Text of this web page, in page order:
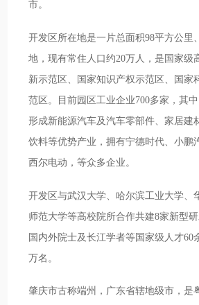
市。
开发区所在地是一片总面积98平方公里
地，现有常住人口约20万人，是国家级
新示范区、国家知识产权示范区、国家
范区。目前园区工业企业700多家，其
形成新能源汽车及汽车零部件、家居建
饮料等优势产业，拥有宁德时代、小鹏
西尔电动，等众多企业。
开发区与武汉大学、哈尔滨工业大学、
师范大学等高校院所合作共建8家新型
国内外院士及长江学者等国家级人才60
万名。
肇庆市古称端州，广东省辖地级市，是